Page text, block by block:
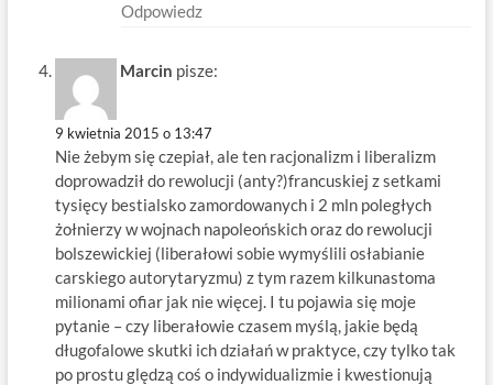
Odpowiedz
Marcin pisze:
9 kwietnia 2015 o 13:47
Nie żebym się czepiał, ale ten racjonalizm i liberalizm
doprowadził do rewolucji (anty?)francuskiej z setkami
tysięcy bestialsko zamordowanych i 2 mln poległych
żołnierzy w wojnach napoleońskich oraz do rewolucji
bolszewickiej (liberałowi sobie wymyślili osłabianie
carskiego autorytaryzmu) z tym razem kilkunastoma
milionami ofiar jak nie więcej. I tu pojawia się moje
pytanie – czy liberałowie czasem myślą, jakie będą
długofalowe skutki ich działań w praktyce, czy tylko tak
po prostu ględzą coś o indywidualizmie i kwestionują